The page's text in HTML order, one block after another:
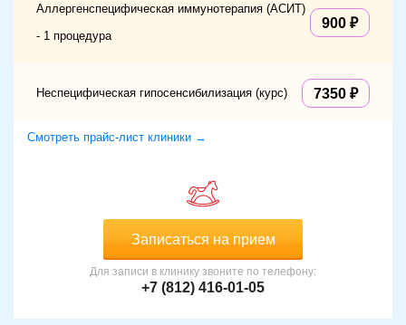
Аллергенспецифическая иммунотерапия (АСИТ)
- 1 процедура
900
Неспецифическая гипосенсибилизация (курс) 7350
Смотреть прайс-лист клиники →
Записаться на прием
Для записи в клинику звоните по телефону:
+7 (812) 416-01-05